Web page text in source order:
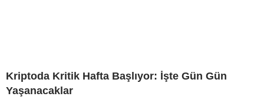
Kriptoda Kritik Hafta Başlıyor: İşte Gün Gün
Yaşanacaklar